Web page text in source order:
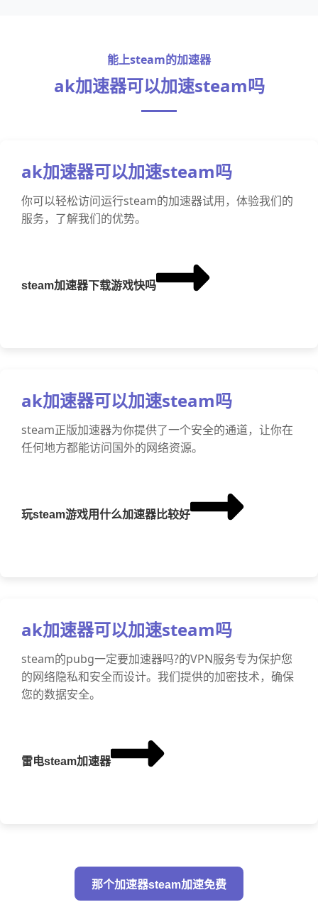
能上steam的加速器
ak加速器可以加速steam吗
ak加速器可以加速steam吗
你可以轻松访问运行steam的加速器试用，体验我们的
服务，了解我们的优势。
steam加速器下载游戏快吗
ak加速器可以加速steam吗
steam正版加速器为你提供了一个安全的通道，让你在
任何地方都能访问国外的网络资源。
玩steam游戏用什么加速器比较好
ak加速器可以加速steam吗
steam的pubg一定要加速器吗?的VPN服务专为保护您
的网络隐私和安全而设计。我们提供的加密技术，确保
您的数据安全。
雷电steam加速器
那个加速器steam加速免费